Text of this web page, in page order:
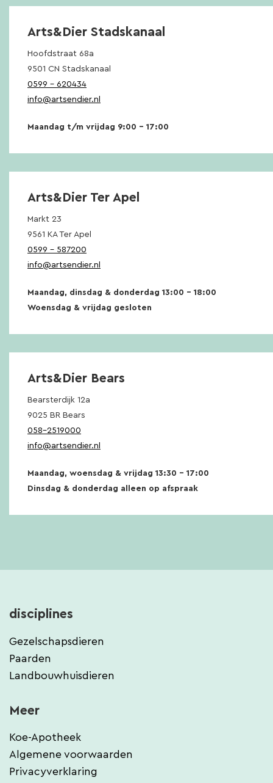
Arts&Dier Stadskanaal
Hoofdstraat 68a
9501 CN Stadskanaal
0599 – 620434
info@artsendier.nl
Maandag t/m vrijdag 9:00 – 17:00
Arts&Dier Ter Apel
Markt 23
9561 KA Ter Apel
0599 – 587200
info@artsendier.nl
Maandag, dinsdag & donderdag 13:00 – 18:00
Woensdag & vrijdag gesloten
Arts&Dier Bears
Bearsterdijk 12a
9025 BR Bears
058-2519000
info@artsendier.nl
Maandag, woensdag & vrijdag 13:30 – 17:00
Dinsdag & donderdag alleen op afspraak
disciplines
Gezelschapsdieren
Paarden
Landbouwhuisdieren
Meer
Koe-Apotheek
Algemene voorwaarden
Privacyverklaring